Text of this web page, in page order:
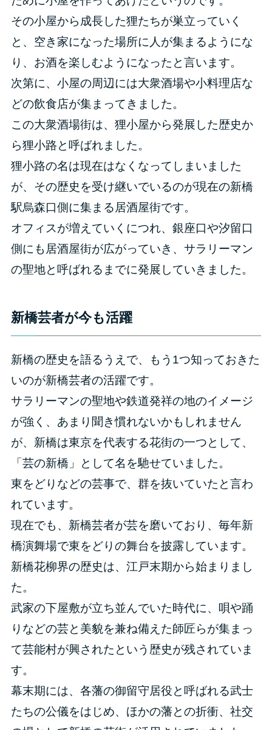
その小屋から成長した狸たちが巣立っていく
と、空き家になった場所に人が集まるようにな
り、お酒を楽しむようになったと言います。
次第に、小屋の周辺には大衆酒場や小料理店な
どの飲食店が集まってきました。
この大衆酒場街は、狸小屋から発展した歴史か
ら狸小路と呼ばれました。
狸小路の名は現在はなくなってしまいました
が、その歴史を受け継いでいるのが現在の新橋
駅烏森口側に集まる居酒屋街です。
オフィスが増えていくにつれ、銀座口や汐留口
側にも居酒屋街が広がっていき、サラリーマン
の聖地と呼ばれるまでに発展していきました。
新橋芸者が今も活躍
新橋の歴史を語るうえで、もう1つ知っておきた
いのが新橋芸者の活躍です。
サラリーマンの聖地や鉄道発祥の地のイメージ
が強く、あまり聞き慣れないかもしれません
が、新橋は東京を代表する花街の一つとして、
「芸の新橋」として名を馳せていました。
東をどりなどの芸事で、群を抜いていたと言わ
れています。
現在でも、新橋芸者が芸を磨いており、毎年新
橋演舞場で東をどりの舞台を披露しています。
新橋花柳界の歴史は、江戸末期から始まりまし
た。
武家の下屋敷が立ち並んでいた時代に、唄や踊
りなどの芸と美貌を兼ね備えた師匠らが集まっ
て芸能村が興されたという歴史が残されていま
す。
幕末期には、各藩の御留守居役と呼ばれる武士
たちの公儀をはじめ、ほかの藩との折衝、社交